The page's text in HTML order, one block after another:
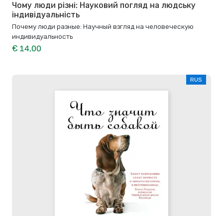
Чому люди різні: Науковий погляд на людську
індивідуальність
Почему люди разные: Научный взгляд на человеческую
индивидуальность
€ 14,00
RUS